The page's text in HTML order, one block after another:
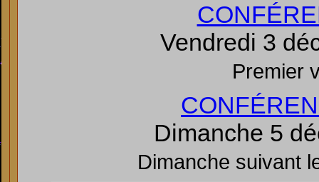
Vendredi 3
Premier
Dimanche 5
Dimanche suivant